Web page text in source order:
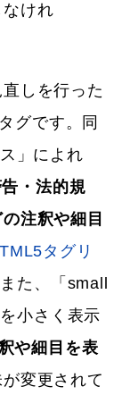
けれ
しを行った
グです。同
」によれ
・法的規
注釈や細目
タグリ
た、「small
小さく表示
や細目を表
変更されて